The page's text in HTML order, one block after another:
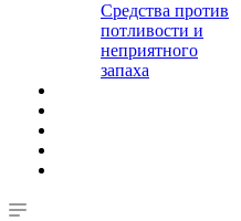
Средства против
потливости и
неприятного
запаха